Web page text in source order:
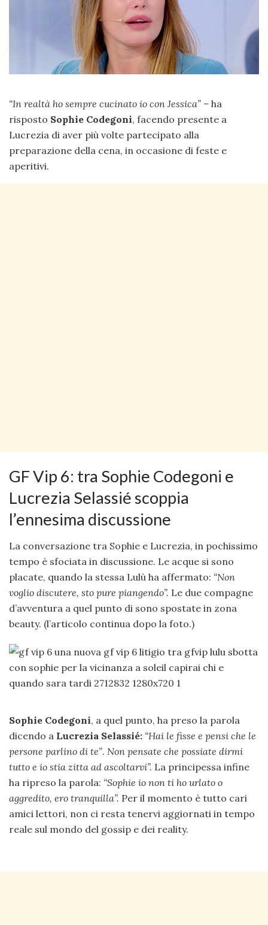
“In realtà ho sempre cucinato io con Jessica” – ha
risposto Sophie Codegoni, facendo presente a
Lucrezia di aver più volte partecipato alla
preparazione della cena, in occasione di feste e
aperitivi.
GF Vip 6: tra Sophie Codegoni e
Lucrezia Selassié scoppia
l’ennesima discussione
La conversazione tra Sophie e Lucrezia, in pochissimo
tempo è sfociata in discussione. Le acque si sono
placate, quando la stessa Lulù ha affermato: “Non
voglio discutere, sto pure piangendo”. Le due compagne
d’avventura a quel punto di sono spostate in zona
beauty. (l’articolo continua dopo la foto.)
Sophie Codegoni, a quel punto, ha preso la parola
dicendo a Lucrezia Selassié: “Hai le fisse e pensi che le
persone parlino di te”. Non pensate che possiate dirmi
tutto e io stia zitta ad ascoltarvi”. La principessa infine
ha ripreso la parola: “Sophie io non ti ho urlato o
aggredito, ero tranquilla”. Per il momento è tutto cari
amici lettori, non ci resta tenervi aggiornati in tempo
reale sul mondo del gossip e dei reality.